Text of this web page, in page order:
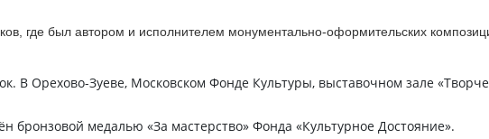
где был автором и исполнителем монументально-оформительских
В Орехово-Зуеве, Московском Фонде Культуры, выставочном зале
бронзовой медалью «За мастерство» Фонда «Культурное Достояние».